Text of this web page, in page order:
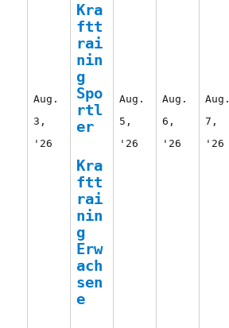
Aug.
3,
'26
August
2026
2026
Veranstaltungen)
Kra
ftt
rai
nin
g
Spo
rtl
er
Kra
ftt
rai
nin
g
Erw
ach
sen
e
Aug.
5,
'26
Aug.
6,
'26
Aug.
7,
'26